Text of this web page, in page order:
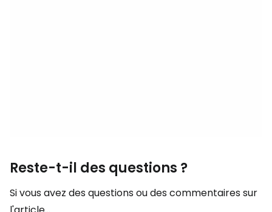
Reste-t-il des questions ?
Si vous avez des questions ou des commentaires sur